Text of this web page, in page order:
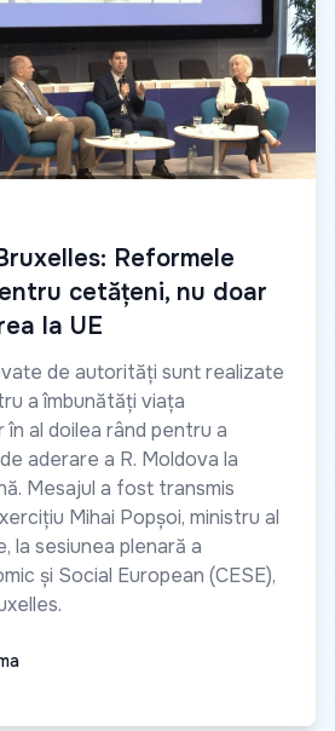
Reformele
cetățeni, nu doar
la UE
de autorități sunt realizate
a îmbunătăți viața
al doilea rând pentru a
aderare a R. Moldova la
Mesajul a fost transmis
Mihai Popșoi, ministru al
la sesiunea plenară a
și Social European (CESE),